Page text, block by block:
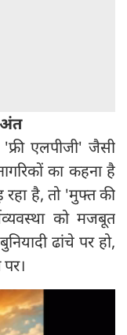
एलपीजी' जैसी
का कहना है
है, तो 'मुफ्त की
को मजबूत
ढांचे पर हो,